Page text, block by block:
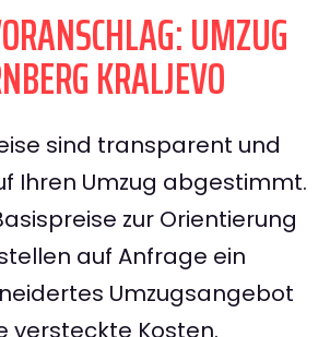
UMZUG
KRALJEVO
sind transparent und
Ihren Umzug abgestimmt.
zur Orientierung
auf Anfrage ein
Umzugsangebot